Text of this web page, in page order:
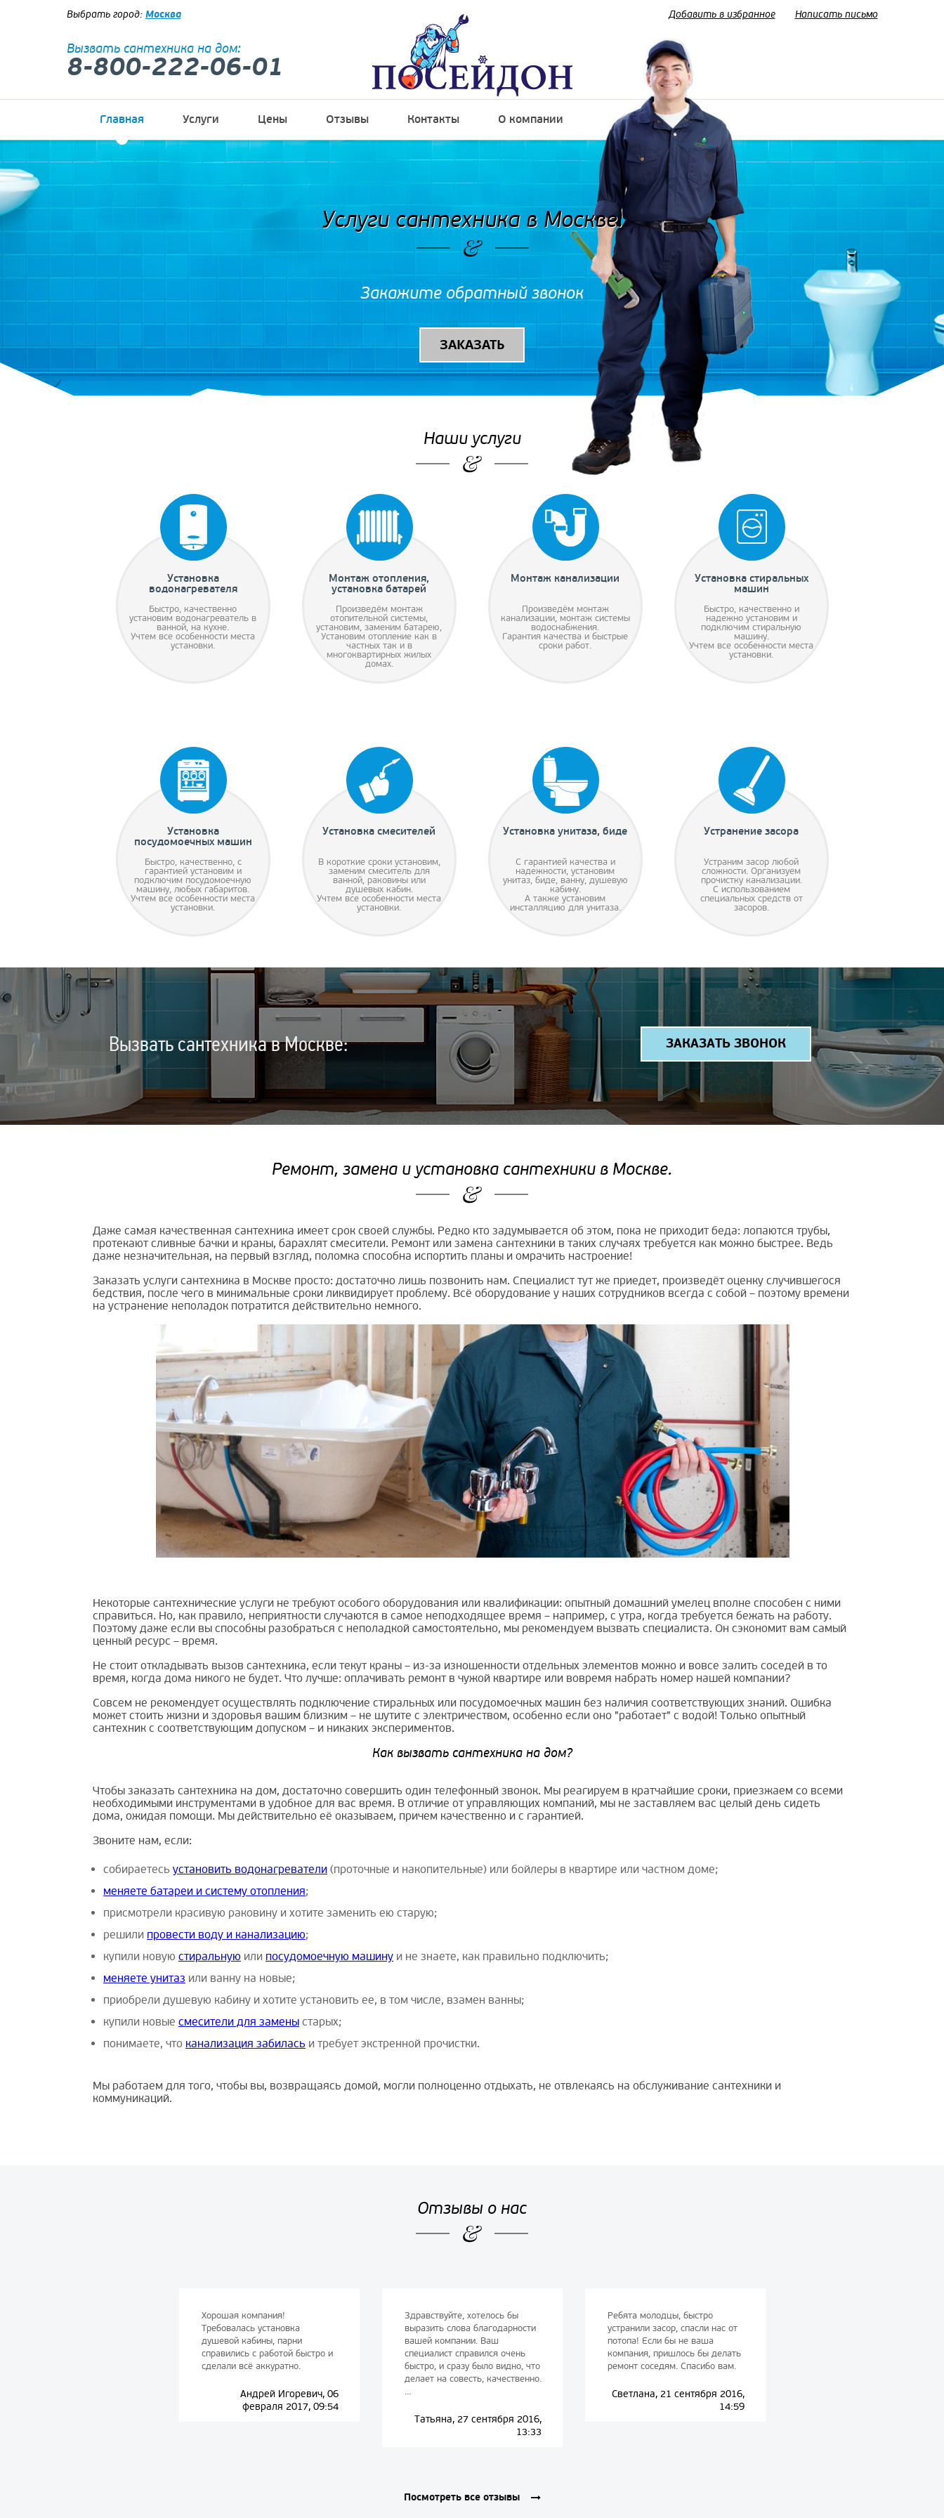
Выбрать город: Москва Добавить в избранное Написать письмо
Вызвать сантехника на дом:
8-800-222-06-01
Главная Услуги Цены Отзывы Контакты О компании
Услуги сантехника в Москве.
Закажите обратный звонок
ЗАКАЗАТЬ
Наши услуги
Установка
водонагревателя
Быстро, качественно
установим водонагреватель в
ванной, на кухне.
Учтем все особенности места
установки.
Монтаж отопления,
установка батарей
Произведём монтаж
отопительной системы,
установим, заменим батарею,
Установим отопление как в
частных так и в
многоквартирных жилых
домах.
Монтаж канализации
Произведём монтаж
канализации, монтаж системы
водоснабжения.
Гарантия качества и быстрые
сроки работ.
Установка стиральных
машин
Быстро, качественно и
надежно установим и
подключим стиральную
машину.
Учтем все особенности места
установки.
Установка
посудомоечных машин
Быстро, качественно, с
гарантией установим и
подключим посудомоечную
машину, любых габаритов.
Учтем все особенности места
установки.
Установка смесителей
В короткие сроки установим,
заменим смеситель для
ванной, раковины или
душевых кабин.
Учтем все особенности места
установки.
Установка унитаза, биде
С гарантией качества и
надежности, установим
унитаз, биде, ванну, душевую
кабину.
А также установим
инсталляцию для унитаза.
Устранение засора
Устраним засор любой
сложности. Организуем
прочистку канализации.
С использованием
специальных средств от
засоров.
Вызвать сантехника в Москве: ЗАКАЗАТЬ ЗВОНОК
Ремонт, замена и установка сантехники в Москве.
Даже самая качественная сантехника имеет срок своей службы. Редко кто задумывается об этом, пока не приходит беда: лопаются трубы,
протекают сливные бачки и краны, барахлят смесители. Ремонт или замена сантехники в таких случаях требуется как можно быстрее. Ведь
даже незначительная, на первый взгляд, поломка способна испортить планы и омрачить настроение!
Заказать услуги сантехника в Москве просто: достаточно лишь позвонить нам. Специалист тут же приедет, произведёт оценку случившегося
бедствия, после чего в минимальные сроки ликвидирует проблему. Всё оборудование у наших сотрудников всегда с собой – поэтому времени
на устранение неполадок потратится действительно немного.
Некоторые сантехнические услуги не требуют особого оборудования или квалификации: опытный домашний умелец вполне способен с ними
справиться. Но, как правило, неприятности случаются в самое неподходящее время – например, с утра, когда требуется бежать на работу.
Поэтому даже если вы способны разобраться с неполадкой самостоятельно, мы рекомендуем вызвать специалиста. Он сэкономит вам самый
ценный ресурс – время.
Не стоит откладывать вызов сантехника, если текут краны – из-за изношенности отдельных элементов можно и вовсе залить соседей в то
время, когда дома никого не будет. Что лучше: оплачивать ремонт в чужой квартире или вовремя набрать номер нашей компании?
Совсем не рекомендует осуществлять подключение стиральных или посудомоечных машин без наличия соответствующих знаний. Ошибка
может стоить жизни и здоровья вашим близким – не шутите с электричеством, особенно если оно "работает" с водой! Только опытный
сантехник с соответствующим допуском – и никаких экспериментов.
Как вызвать сантехника на дом?
Чтобы заказать сантехника на дом, достаточно совершить один телефонный звонок. Мы реагируем в кратчайшие сроки, приезжаем со всеми
необходимыми инструментами в удобное для вас время. В отличие от управляющих компаний, мы не заставляем вас целый день сидеть
дома, ожидая помощи. Мы действительно её оказываем, причем качественно и с гарантией.
Звоните нам, если:
собираетесь установить водонагреватели (проточные и накопительные) или бойлеры в квартире или частном доме;
меняете батареи и систему отопления;
присмотрели красивую раковину и хотите заменить ею старую;
решили провести воду и канализацию;
купили новую стиральную или посудомоечную машину и не знаете, как правильно подключить;
меняете унитаз или ванну на новые;
приобрели душевую кабину и хотите установить ее, в том числе, взамен ванны;
купили новые смесители для замены старых;
понимаете, что канализация забилась и требует экстренной прочистки.
Мы работаем для того, чтобы вы, возвращаясь домой, могли полноценно отдыхать, не отвлекаясь на обслуживание сантехники и
коммуникаций.
Отзывы о нас
Хорошая компания!
Требовалась установка
душевой кабины, парни
справились с работой быстро и
сделали всё аккуратно.
Андрей Игоревич, 06
февраля 2017, 09:54
Здравствуйте, хотелось бы
выразить слова благодарности
вашей компании. Ваш
специалист справился очень
быстро, и сразу было видно, что
делает на совесть, качественно.
…
Татьяна, 27 сентября 2016,
13:33
Ребята молодцы, быстро
устранили засор, спасли нас от
потопа! Если бы не ваша
компания, пришлось бы делать
ремонт соседям. Спасибо вам.
Светлана, 21 сентября 2016,
14:59
Посмотреть все отзывы